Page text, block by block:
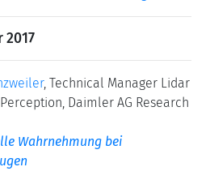
2017
, Technical Manager Lidar
Daimler AG Research
Wahrnehmung bei